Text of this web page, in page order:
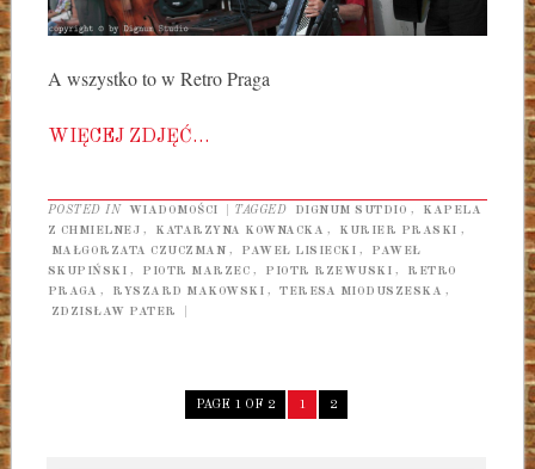
A wszystko to w Retro Praga
WIĘCEJ ZDJĘĆ…
POSTED IN WIADOMOŚCI TAGGED DIGNUM SUTDIO ,
KAPELA
Z CHMIELNEJ , KATARZYNA KOWNACKA , KURIER PRASKI ,
MAŁGORZATA CZUCZMAN , PAWEŁ LISIECKI ,
PAWEŁ
SKUPIŃSKI , PIOTR MARZEC , PIOTR RZEWUSKI ,
RETRO
PRAGA , RYSZARD MAKOWSKI , TERESA MIODUSZESKA ,
ZDZISŁAW PATER
PAGE 1 OF 2 1 2